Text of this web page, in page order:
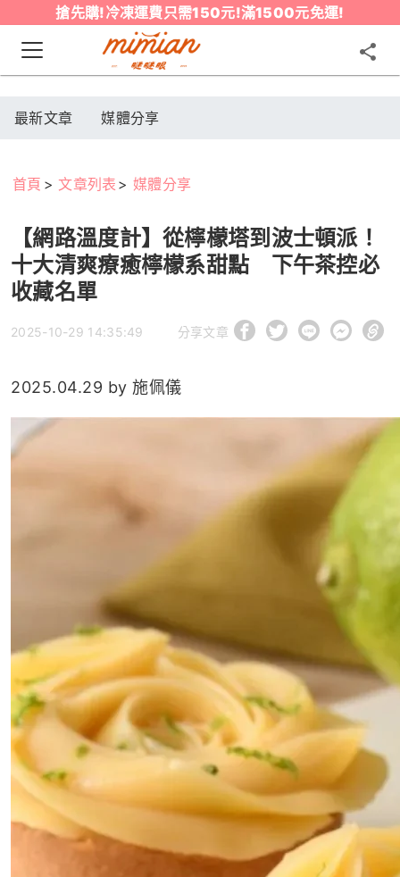
搶先購!冷凍運費只需150元!滿1500元免運!
最新文章 媒體分享
首頁 文章列表 媒體分享
【網路溫度計】從檸檬塔到波士頓派！
十大清爽療癒檸檬系甜點 下午茶控必
收藏名單
2025-10-29 14:35:49 分享文章
2025.04.29 by 施佩儀